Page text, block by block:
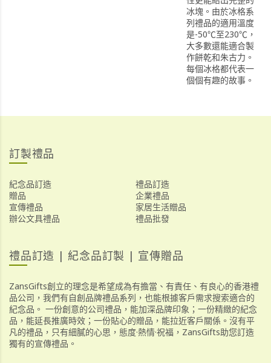
冰塊。由於冰格系
列禮品的適用溫度
是-50℃至230℃，
大多數還能適合製
作餅乾和朱古力。
每個冰格都代表一
個個有趣的故事。
訂製禮品
紀念品訂造
禮品訂造
贈品
企業禮品
宣傳禮品
家居生活贈品
辦公文具禮品
禮品批發
禮品訂造 | 紀念品訂製 | 宣傳贈品
ZansGifts創立的理念是希望成為有擔當、有責任、有良心的香港禮
品公司，我們有自創品牌禮品系列，也能根據客戶需求搜索適合的
紀念品。 一份創意的公司禮品，能加深品牌印象；一份精緻的紀念
品，能延長推廣時效；一份貼心的贈品，能拉近客戶關係。沒有平
凡的禮品，只有細膩的心思，態度·熱情·祝福，ZansGifts助您訂造
獨有的宣傳禮品。